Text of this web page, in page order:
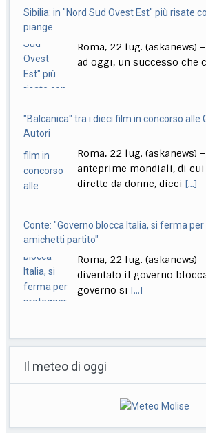
Delmastro, Giunta Camera dice no a uso
all’attacco in Parlamento
Roma, 22 lug. (askanews) –
Parlamento per la decisione della
Sibilia: in "Nord Sud Ovest Est" più risate
piange
Roma, 22 lug. (askanews)
ad oggi, un successo che
"Balcanica" tra i dieci film in concorso alle
Autori
Roma, 22 lug. (askanews)
anteprime mondiali, di
dirette da donne, dieci[...]
Conte: "Governo blocca Italia, si ferma
amichetti partito"
Roma, 22 lug. (askanews)
diventato il governo
governo si[...]
certi toni..
Bologna, 22 lug.
Il meteo di oggi